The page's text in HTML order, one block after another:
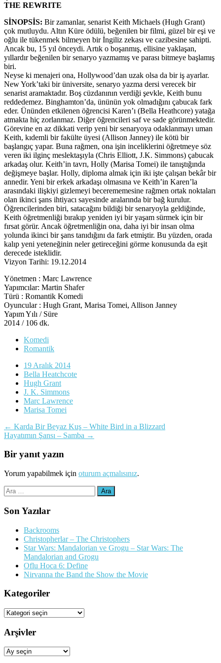
THE REWRITE
SİNOPSİS: Bir zamanlar, senarist Keith Michaels (Hugh Grant)
çok mutluydu. Altın Küre ödülü, beğenilen bir filmi, güzel bir eşi ve
oğlu ile tükenmek bilmeyen bir İngiliz zekası ve cazibesine sahipti.
Ancak bu, 15 yıl önceydi. Artık o boşanmış, ellisine yaklaşan,
yıllardır beğenilen bir senaryo yazmamış ve parası bitmeye başlamış
biri.
Neyse ki menajeri ona, Hollywood’dan uzak olsa da bir iş ayarlar.
New York’taki bir üniversite, senaryo yazma dersi verecek bir
senarist aramaktadır. Boş cüzdanının verdiği şevkle, Keith bunu
reddedemez. Binghamton’da, ününün yok olmadığını çabucak fark
eder. Ününden etkilenen öğrencisi Karen’ı (Bella Heathcore) yatağa
atmakta hiç zorlanmaz. Diğer öğrencileri saf ve sade görünmektedir.
Görevine en az dikkati verip yeni bir senaryoya odaklanmayı uman
Keith, kıdemli bir fakülte üyesi (Allison Janney) ile kötü bir
başlangıç yapar. Buna rağmen, ona işin inceliklerini öğretmeye söz
veren iki ilginç meslektaşıyla (Chris Elliott, J.K. Simmons) çabucak
arkadaş olur. Keith’in tavrı, Holly (Marisa Tomei) ile tanıştığında
değişmeye başlar. Holly, diploma almak için iki işte çalışan bekâr bir
annedir. Yeni bir erkek arkadaşı olmasına ve Keith’in Karen’la
arasındaki ilişkiyi gizlemeyi becerememesine rağmen ortak noktaları
olan ikinci şans ihtiyacı sayesinde aralarında bir bağ kurulur.
Öğrencilerinden biri, satacağını bildiği bir senaryoyla geldiğinde,
Keith öğretmenliği bırakıp yeniden iyi bir yaşam sürmek için bir
fırsat görür. Ancak öğretmenliğin ona, daha iyi bir insan olma
yolunda ikinci bir şans tanıdığını da fark etmiştir. Bu yüzden, orada
kalıp yeni yeteneğinin neler getireceğini görme konusunda da eşit
derecede isteklidir.
Vizyon Tarihi: 19.12.2014
Yönetmen : Marc Lawrence
Yapımcılar: Martin Shafer
Türü : Romantik Komedi
Oyuncular : Hugh Grant, Marisa Tomei, Allison Janney
Yapım Yılı / Süre
2014 / 106 dk.
Komedi
Romantik
19 Aralık 2014
Bella Heatchcote
Hugh Grant
J. K. Simmons
Marc Lawrence
Marisa Tomei
Yazı
dolaşımı
← Karda Bir Beyaz Kuş – White Bird in a Blizzard
Hayatımın Şansı – Samba →
Bir yanıt yazın
Yorum yapabilmek için oturum açmalısınız.
Arama:
Son Yazılar
Backrooms
Christopherlar – The Christophers
Star Wars: Mandalorian ve Grogu – Star Wars: The
Mandalorian and Grogu
Oflu Hoca 6: Define
Nirvanna the Band the Show the Movie
Kategoriler
Kategoriler
Arşivler
Arşivler